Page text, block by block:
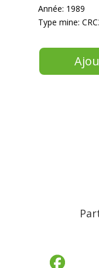
Année: 1989
Type mine: